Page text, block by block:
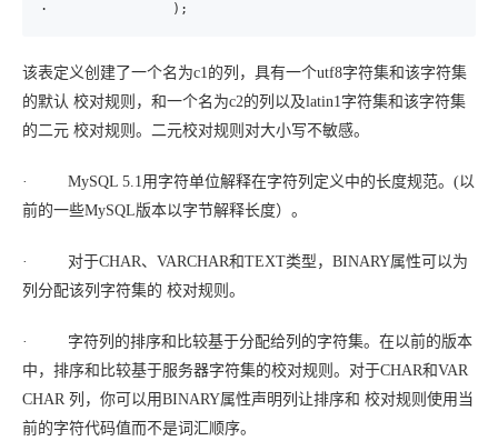
·                );
该表定义创建了一个名为c1的列，具有一个utf8字符集和该字符集
的默认 校对规则，和一个名为c2的列以及latin1字符集和该字符集
的二元 校对规则。二元校对规则对大小写不敏感。
· MySQL 5.1用字符单位解释在字符列定义中的长度规范。(以
前的一些MySQL版本以字节解释长度）。
· 对于CHAR、VARCHAR和TEXT类型，BINARY属性可以为
列分配该列字符集的 校对规则。
· 字符列的排序和比较基于分配给列的字符集。在以前的版本
中，排序和比较基于服务器字符集的校对规则。对于CHAR和VAR
CHAR 列，你可以用BINARY属性声明列让排序和 校对规则使用当
前的字符代码值而不是词汇顺序。